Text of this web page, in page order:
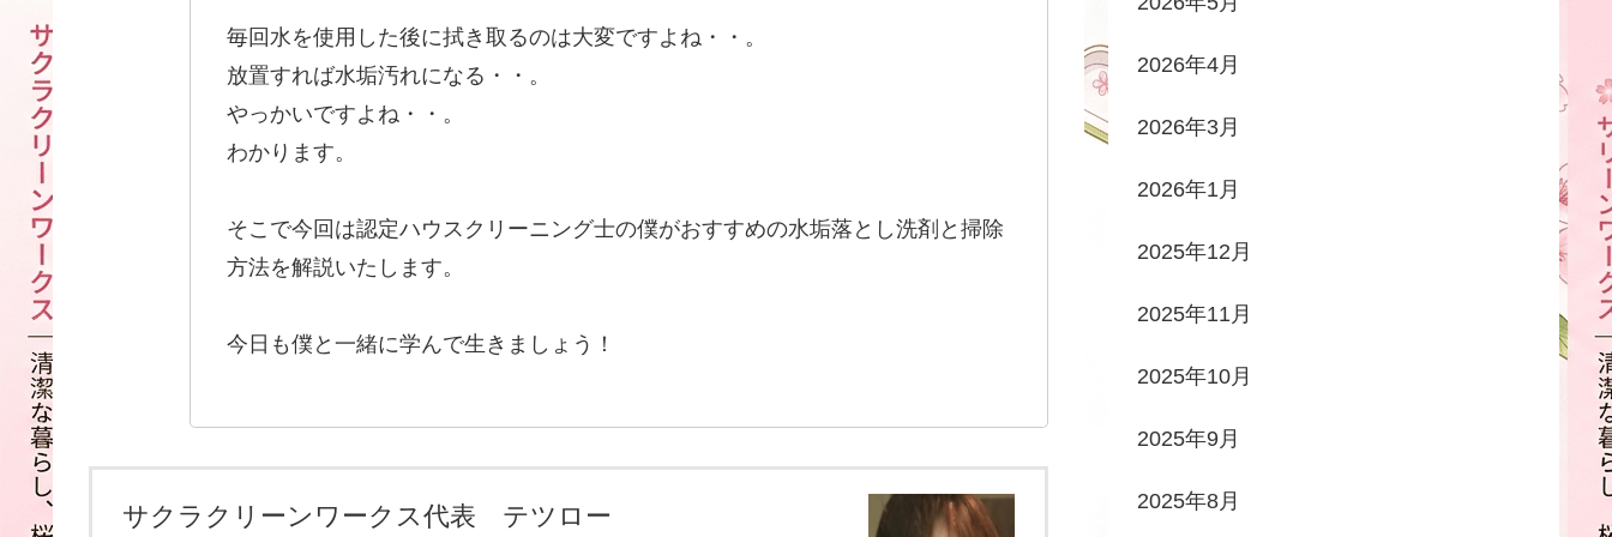
毎回水を使用した後に拭き取るのは大変ですよね・・。
放置すれば水垢汚れになる・・。
やっかいですよね・・。
わかります。
そこで今回は認定ハウスクリーニング士の僕がおすすめの水垢落とし洗剤と掃除
方法を解説いたします。
今日も僕と一緒に学んで生きましょう！
サクラクリーンワークス代表 テツロー
2026年4月
2026年3月
2026年1月
2025年12月
2025年11月
2025年10月
2025年9月
2025年8月